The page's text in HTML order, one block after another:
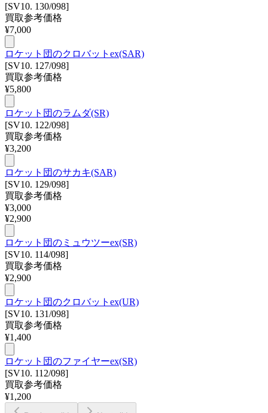
[SV10. 130/098]
買取参考価格
¥7,000
ロケット団のクロバットex(SAR)
[SV10. 127/098]
買取参考価格
¥5,800
ロケット団のラムダ(SR)
[SV10. 122/098]
買取参考価格
¥3,200
ロケット団のサカキ(SAR)
[SV10. 129/098]
買取参考価格
¥3,000
¥2,900
ロケット団のミュウツーex(SR)
[SV10. 114/098]
買取参考価格
¥2,900
ロケット団のクロバットex(UR)
[SV10. 131/098]
買取参考価格
¥1,400
ロケット団のファイヤーex(SR)
[SV10. 112/098]
買取参考価格
¥1,200